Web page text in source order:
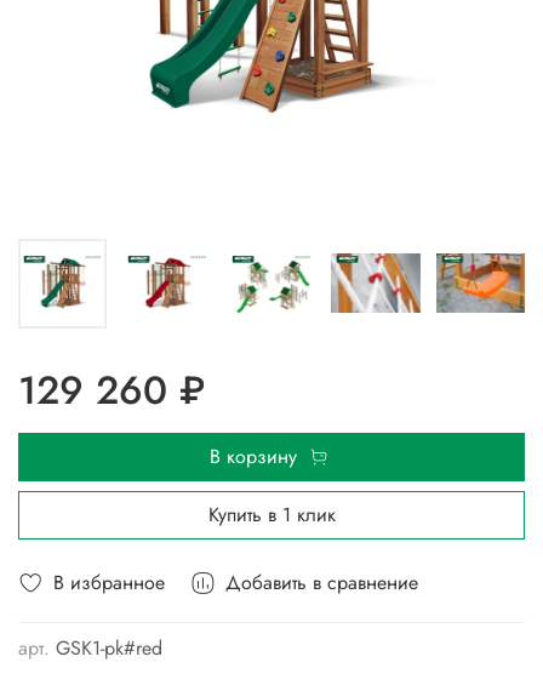
В избранное Добавить в сравнение
арт. GSK1-pk#red
129 260 ₽
В корзину
Купить в 1 клик